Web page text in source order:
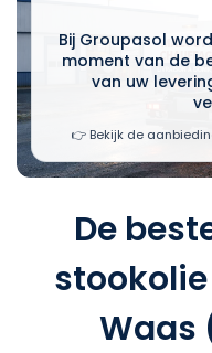
Bij Groupasol
moment van de
van uw
👉 Bekijk de
De
Waas